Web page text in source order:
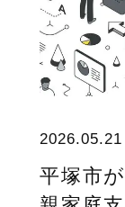
2026.05.21
平塚市